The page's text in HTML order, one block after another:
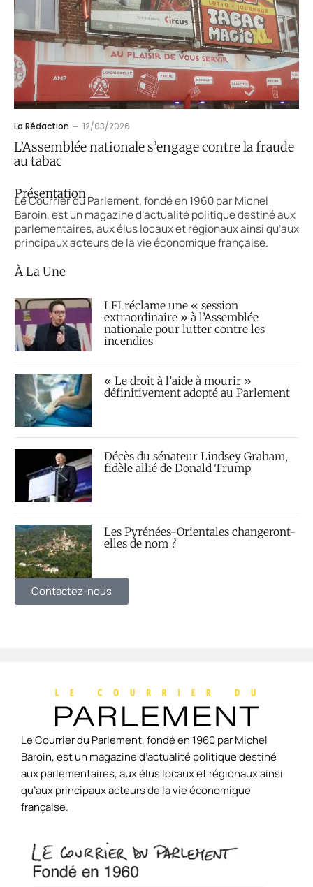
La Rédaction 12/03/2026
L’Assemblée nationale s’engage contre la fraude
au tabac
Présentation
Le Courrier du Parlement, fondé en 1960 par Michel
Baroin, est un magazine d’actualité politique destiné aux
parlementaires, aux élus locaux et régionaux ainsi qu’aux
principaux acteurs de la vie économique française.
À La Une
LFI réclame une « session
extraordinaire » à l’Assemblée
nationale pour lutter contre les
incendies
« Le droit à l’aide à mourir »
définitivement adopté au Parlement
Décès du sénateur Lindsey Graham,
fidèle allié de Donald Trump
Les Pyrénées-Orientales changeront-
elles de nom ?
Contactez-nous
Le Courrier du Parlement, fondé en 1960 par Michel
Baroin, est un magazine d’actualité politique destiné
aux parlementaires, aux élus locaux et régionaux ainsi
qu’aux principaux acteurs de la vie économique
française.